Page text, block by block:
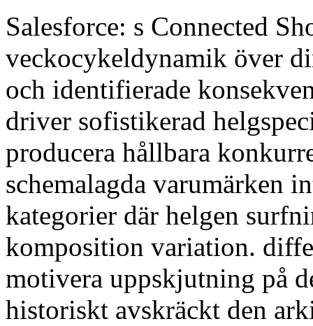
Salesforce: s Connected
veckocykeldynamik över
och identifierade
driver sofistikerad
producera hållbara
schemalagda varumärken
kategorier där helgen
komposition variation.
motivera uppskjutning på
historiskt avskräckt den